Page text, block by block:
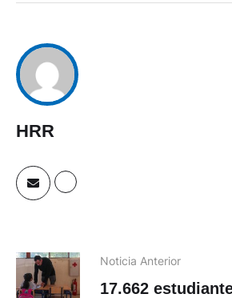
HRR
Noticia Anterior
17.662